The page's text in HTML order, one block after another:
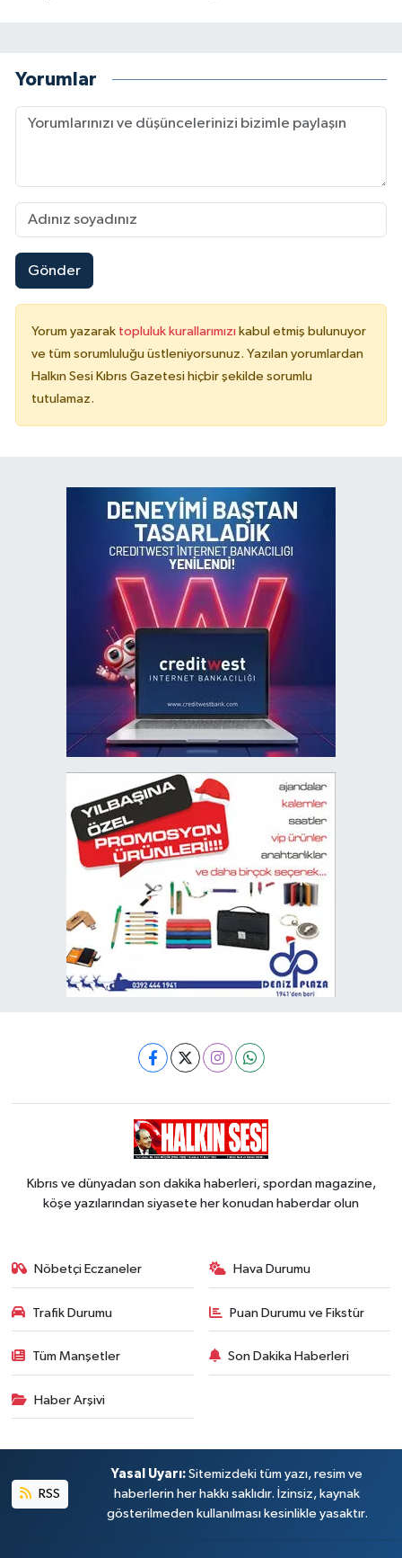
Yorumlar
Gönder
Yorum yazarak topluluk kurallarımızı kabul etmiş bulunuyor
ve tüm sorumluluğu üstleniyorsunuz. Yazılan yorumlardan
Halkın Sesi Kıbrıs Gazetesi hiçbir şekilde sorumlu
tutulamaz.
Kıbrıs ve dünyadan son dakika haberleri, spordan magazine,
köşe yazılarından siyasete her konudan haberdar olun
Nöbetçi Eczaneler Hava Durumu
Trafik Durumu Puan Durumu ve Fikstür
Tüm Manşetler Son Dakika Haberleri
Haber Arşivi
RSS
Yasal Uyarı: Sitemizdeki tüm yazı, resim ve
haberlerin her hakkı saklıdır. İzinsiz, kaynak
gösterilmeden kullanılması kesinlikle yasaktır.